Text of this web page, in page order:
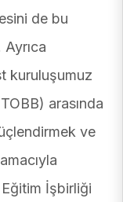
de bu
kuruluşumuz
arasında
ve
İşbirliği